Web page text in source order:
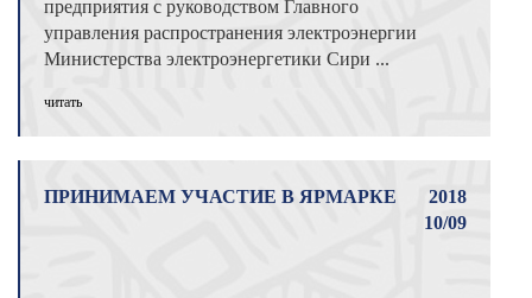
предприятия с руководством Главного
управления распространения электроэнергии
Министерства электроэнергетики Сири ...
читать
ПРИНИМАЕМ УЧАСТИЕ В ЯРМАРКЕ
2018
10/09